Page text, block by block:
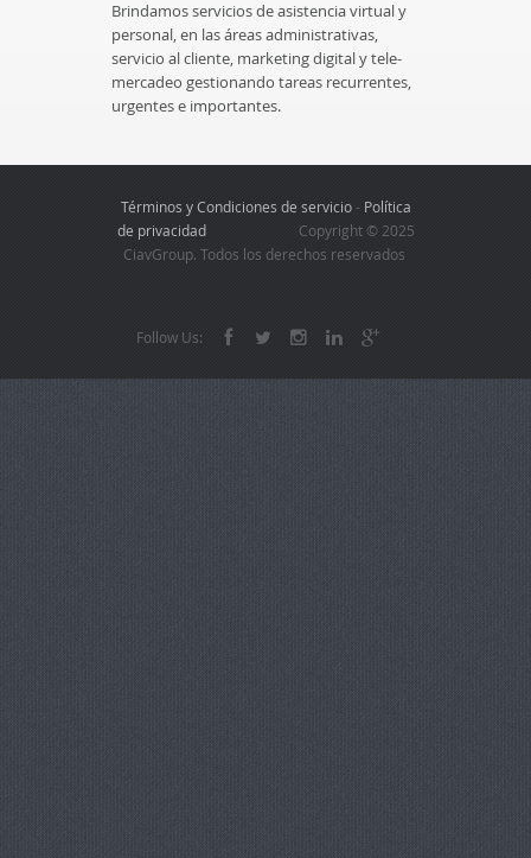
Brindamos servicios de asistencia virtual y
personal, en las áreas administrativas,
servicio al cliente, marketing digital y tele-
mercadeo gestionando tareas recurrentes,
urgentes e importantes.
Términos y Condiciones de servicio- Política
de privacidadCopyright © 2025
CiavGroup. Todos los derechos reservados
Follow Us: